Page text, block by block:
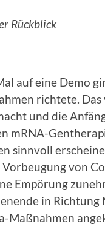
Rückblick
auf eine Demo
richtete.
und die
mRNA-
sinnvoll
von
Empörung
in Richtung
Maßnahmen